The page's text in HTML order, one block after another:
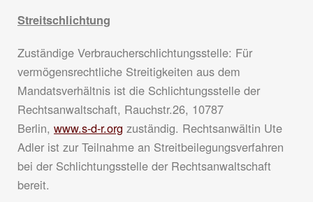
Streitschlichtung
Zuständige Verbraucherschlichtungsstelle: Für
vermögensrechtliche Streitigkeiten aus dem
Mandatsverhältnis ist die Schlichtungsstelle der
Rechtsanwaltschaft, Rauchstr.26, 10787
Berlin, www.s-d-r.org zuständig. Rechtsanwältin Ute
Adler ist zur Teilnahme an Streitbeilegungsverfahren
bei der Schlichtungsstelle der Rechtsanwaltschaft
bereit.